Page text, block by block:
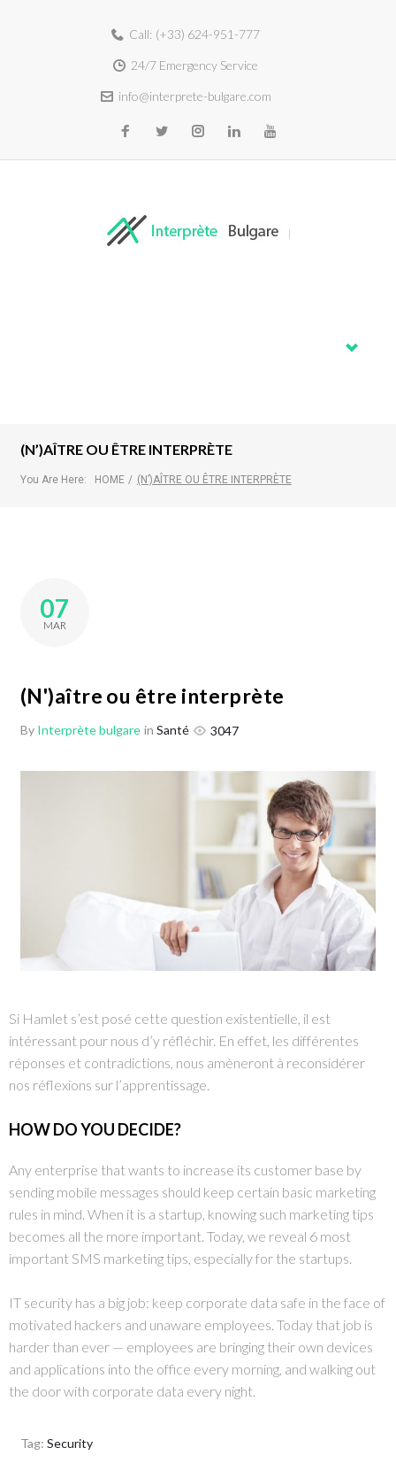
Call: (+33) 624-951-777
24/7 Emergency Service
info@interprete-bulgare.com
(N’)AÎTRE OU ÊTRE INTERPRÈTE
You Are Here: HOME / (N’)AÎTRE OU ÊTRE INTERPRÈTE
07
MAR
(N')aître ou être interprète
By Interprète bulgare in Santé 3047
Si Hamlet s’est posé cette question existentielle, il est
intéressant pour nous d’y réfléchir. En effet, les différentes
réponses et contradictions, nous amèneront à reconsidérer
nos réflexions sur l’apprentissage.
HOW DO YOU DECIDE?
Any enterprise that wants to increase its customer base by
sending mobile messages should keep certain basic marketing
rules in mind. When it is a startup, knowing such marketing tips
becomes all the more important. Today, we reveal 6 most
important SMS marketing tips, especially for the startups.
IT security has a big job: keep corporate data safe in the face of
motivated hackers and unaware employees. Today that job is
harder than ever — employees are bringing their own devices
and applications into the office every morning, and walking out
the door with corporate data every night.
Tag: Security